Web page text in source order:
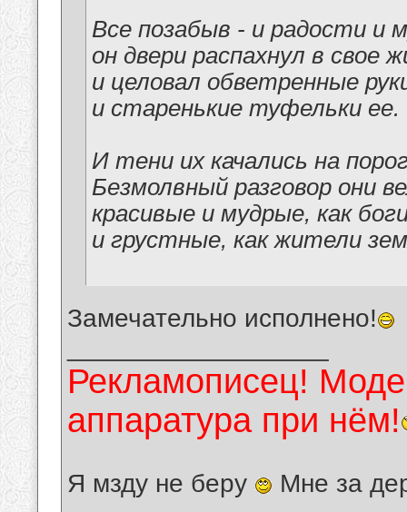
Все позабыв - и радости и
он двери распахнул в свое
и целовал обветренные
и старенькие туфельки ее.
И тени их качались на
Безмолвный разговор они
красивые и мудрые, как
и грустные, как жители
Замечательно исполнено!
Рекламописец!
аппаратура при нём!
Я мзду не беру Мне за